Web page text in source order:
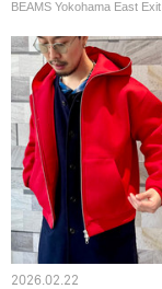
BEAMS Yokohama East Exit
2026.02.22